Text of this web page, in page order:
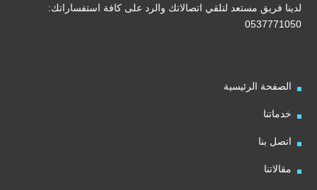
لدينا فريق مستعد لتلقي اتصالاتك والرد على كافة استفساراتك:
0537771050
الصفحة الرئيسية
خدماتنا
اتصل بنا
مقالاتنا